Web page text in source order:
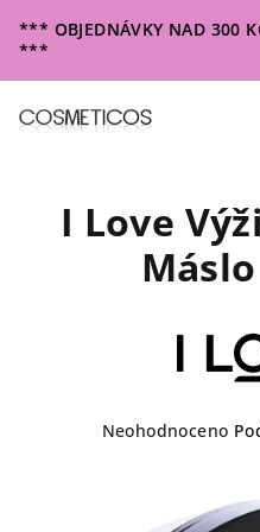
na
obsah
*** OBJEDNÁVKY NAD 300
***
I Love
Průměrné
Neohodnoceno